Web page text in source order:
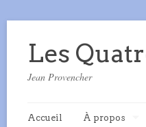
Les
Jean Provencher
Accueil À propos